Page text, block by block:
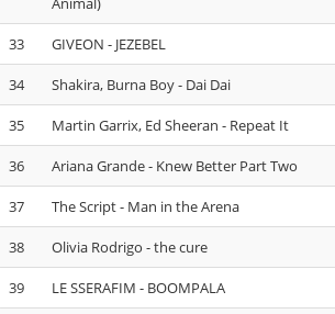
33 GIVEON - JEZEBEL
34 Shakira, Burna Boy - Dai Dai
35 Martin Garrix, Ed Sheeran - Repeat It
36 Ariana Grande - Knew Better Part Two
37 The Script - Man in the Arena
38 Olivia Rodrigo - the cure
39 LE SSERAFIM - BOOMPALA